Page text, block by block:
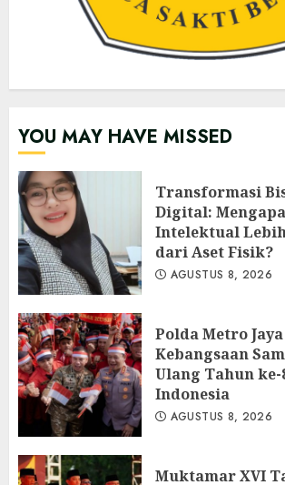
YOU MAY HAVE MISSED
Transformasi
Digital:
Intelektual
dari Aset Fisik?
AGUSTUS 8, 2026
Polda Metro
Kebangsaan
Ulang Tahun
Indonesia
AGUSTUS 8, 2026
Muktamar XVI